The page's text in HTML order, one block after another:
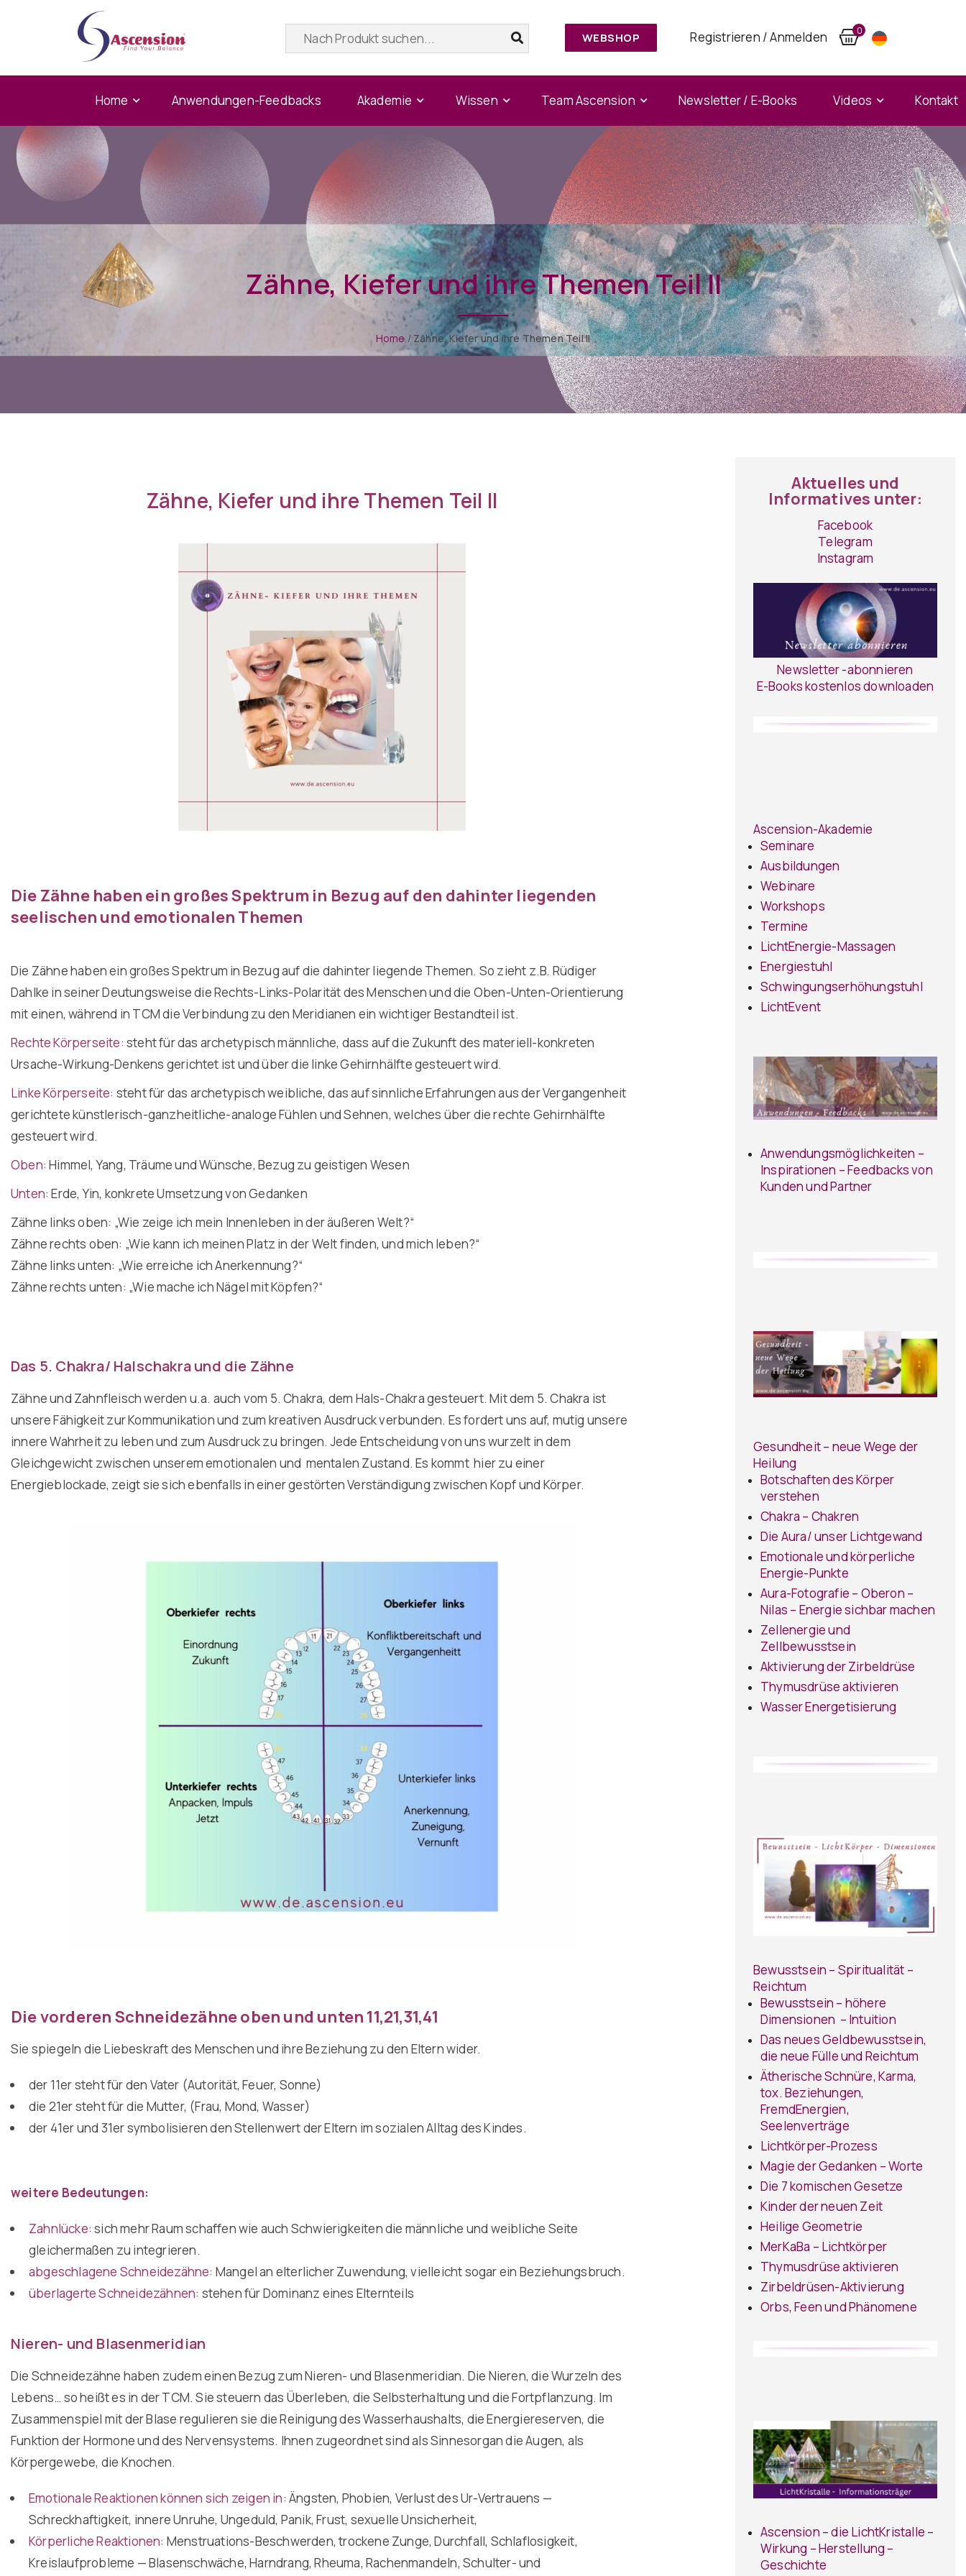
WEBSHOP Registrieren / Anmelden 0
Home Anwendungen-Feedbacks Akademie Wissen Team Ascension Newsletter / E-Books Videos Kontakt
Zähne, Kiefer und ihre Themen Teil II
Home / Zähne, Kiefer und ihre Themen Teil II
Zähne, Kiefer und ihre Themen Teil II
Die Zähne haben ein großes Spektrum in Bezug auf den dahinter liegenden
seelischen und emotionalen Themen
Die Zähne haben ein großes Spektrum in Bezug auf die dahinter liegende Themen. So zieht z.B. Rüdiger
Dahlke in seiner Deutungsweise die Rechts-Links-Polarität des Menschen und die Oben-Unten-Orientierung
mit einen, während in TCM die Verbindung zu den Meridianen ein wichtiger Bestandteil ist.
Rechte Körperseite: steht für das archetypisch männliche, dass auf die Zukunft des materiell-konkreten
Ursache-Wirkung-Denkens gerichtet ist und über die linke Gehirnhälfte gesteuert wird.
Linke Körperseite: steht für das archetypisch weibliche, das auf sinnliche Erfahrungen aus der Vergangenheit
gerichtete künstlerisch-ganzheitliche-analoge Fühlen und Sehnen, welches über die rechte Gehirnhälfte
gesteuert wird.
Oben: Himmel, Yang, Träume und Wünsche, Bezug zu geistigen Wesen
Unten: Erde, Yin, konkrete Umsetzung von Gedanken
Zähne links oben: „Wie zeige ich mein Innenleben in der äußeren Welt?“
Zähne rechts oben: „Wie kann ich meinen Platz in der Welt finden, und mich leben?“
Zähne links unten: „Wie erreiche ich Anerkennung?“
Zähne rechts unten: „Wie mache ich Nägel mit Köpfen?“
Das 5. Chakra/ Halschakra und die Zähne
Zähne und Zahnfleisch werden u.a. auch vom 5. Chakra, dem Hals-Chakra gesteuert. Mit dem 5. Chakra ist
unsere Fähigkeit zur Kommunikation und zum kreativen Ausdruck verbunden. Es fordert uns auf, mutig unsere
innere Wahrheit zu leben und zum Ausdruck zu bringen. Jede Entscheidung von uns wurzelt in dem
Gleichgewicht zwischen unserem emotionalen und mentalen Zustand. Es kommt hier zu einer
Energieblockade, zeigt sie sich ebenfalls in einer gestörten Verständigung zwischen Kopf und Körper.
Die vorderen Schneidezähne oben und unten 11,21,31,41
Sie spiegeln die Liebeskraft des Menschen und ihre Beziehung zu den Eltern wider.
der 11er steht für den Vater (Autorität, Feuer, Sonne)
die 21er steht für die Mutter, (Frau, Mond, Wasser)
der 41er und 31er symbolisieren den Stellenwert der Eltern im sozialen Alltag des Kindes.
weitere Bedeutungen:
Zahnlücke: sich mehr Raum schaffen wie auch Schwierigkeiten die männliche und weibliche Seite
gleichermaßen zu integrieren.
abgeschlagene Schneidezähne: Mangel an elterlicher Zuwendung, vielleicht sogar ein Beziehungsbruch.
überlagerte Schneidezähnen: stehen für Dominanz eines Elternteils
Nieren- und Blasenmeridian
Die Schneidezähne haben zudem einen Bezug zum Nieren- und Blasenmeridian. Die Nieren, die Wurzeln des
Lebens… so heißt es in der TCM. Sie steuern das Überleben, die Selbsterhaltung und die Fortpflanzung. Im
Zusammenspiel mit der Blase regulieren sie die Reinigung des Wasserhaushalts, die Energiereserven, die
Funktion der Hormone und des Nervensystems. Ihnen zugeordnet sind als Sinnesorgan die Augen, als
Körpergewebe, die Knochen.
Emotionale Reaktionen können sich zeigen in: Ängsten, Phobien, Verlust des Ur-Vertrauens —
Schreckhaftigkeit, innere Unruhe, Ungeduld, Panik, Frust, sexuelle Unsicherheit,
Körperliche Reaktionen: Menstruations-Beschwerden, trockene Zunge, Durchfall, Schlaflosigkeit,
Kreislaufprobleme — Blasenschwäche, Harndrang, Rheuma, Rachenmandeln, Schulter- und
Aktuelles und
Informatives unter:
Facebook
Telegram
Instagram
Newsletter -abonnieren
E-Books kostenlos downloaden
Ascension-Akademie
Seminare
Ausbildungen
Webinare
Workshops
Termine
LichtEnergie-Massagen
Energiestuhl
Schwingungserhöhungstuhl
LichtEvent
Anwendungsmöglichkeiten –
Inspirationen – Feedbacks von
Kunden und Partner
Gesundheit – neue Wege der
Heilung
Botschaften des Körper
verstehen
Chakra – Chakren
Die Aura/ unser Lichtgewand
Emotionale und körperliche
Energie-Punkte
Aura-Fotografie – Oberon –
Nilas – Energie sichbar machen
Zellenergie und
Zellbewusstsein
Aktivierung der Zirbeldrüse
Thymusdrüse aktivieren
Wasser Energetisierung
Bewusstsein – Spiritualität –
Reichtum
Bewusstsein – höhere
Dimensionen – Intuition
Das neues Geldbewusstsein,
die neue Fülle und Reichtum
Ätherische Schnüre, Karma,
tox. Beziehungen,
FremdEnergien,
Seelenverträge
Lichtkörper-Prozess
Magie der Gedanken – Worte
Die 7 komischen Gesetze
Kinder der neuen Zeit
Heilige Geometrie
MerKaBa – Lichtkörper
Thymusdrüse aktivieren
Zirbeldrüsen-Aktivierung
Orbs, Feen und Phänomene
Ascension – die LichtKristalle –
Wirkung – Herstellung –
Geschichte